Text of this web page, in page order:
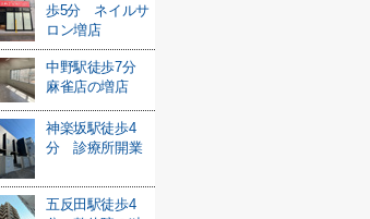
歩5分 ネイルサ
ロン増店
中野駅徒歩7分
麻雀店の増店
神楽坂駅徒歩4
分 診療所開業
五反田駅徒歩4